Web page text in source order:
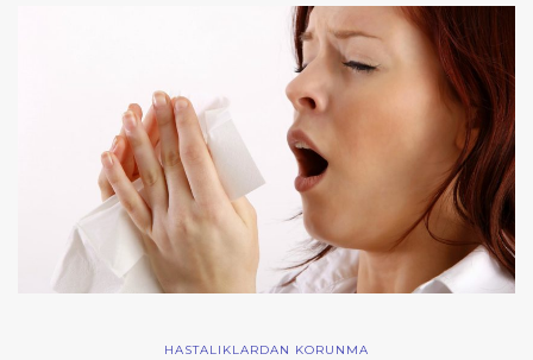
HASTALIKLARDAN KORUNMA